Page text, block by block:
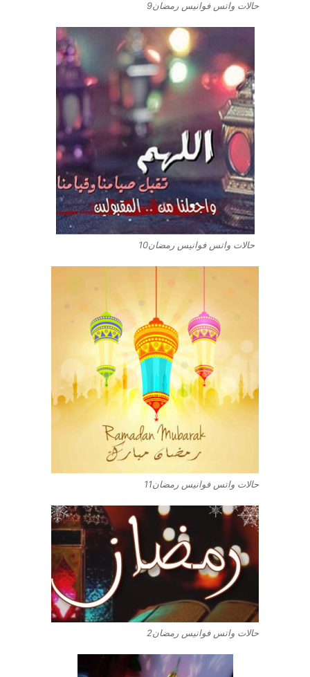
حالات واتس فوانيس رمضان9
حالات واتس فوانيس رمضان10
حالات واتس فوانيس رمضان11
حالات واتس فوانيس رمضان2